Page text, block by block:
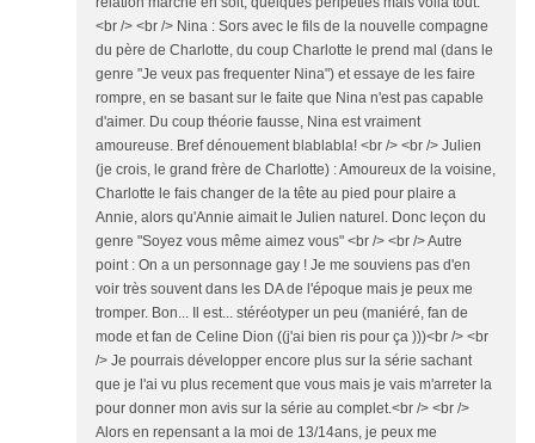
<br /> <br /> Nina : Sors avec le fils de la nouvelle compagne
du père de Charlotte, du coup Charlotte le prend mal (dans le
genre "Je veux pas frequenter Nina") et essaye de les faire
rompre, en se basant sur le faite que Nina n'est pas capable
d'aimer. Du coup théorie fausse, Nina est vraiment
amoureuse. Bref dénouement blablabla! <br /> <br /> Julien
(je crois, le grand frère de Charlotte) : Amoureux de la voisine,
Charlotte le fais changer de la tête au pied pour plaire a
Annie, alors qu'Annie aimait le Julien naturel. Donc leçon du
genre "Soyez vous même aimez vous" <br /> <br /> Autre
point : On a un personnage gay ! Je me souviens pas d'en
voir très souvent dans les DA de l'époque mais je peux me
tromper. Bon... Il est... stéréotyper un peu (maniéré, fan de
mode et fan de Celine Dion ((j'ai bien ris pour ça )))<br /> <br
/> Je pourrais développer encore plus sur la série sachant
que je l'ai vu plus recement que vous mais je vais m'arreter la
pour donner mon avis sur la série au complet.<br /> <br />
Alors en repensant a la moi de 13/14ans, je peux me